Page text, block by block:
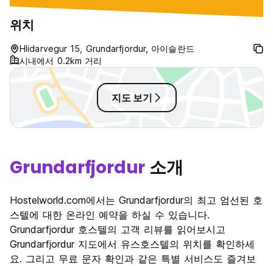
위치
Hlidarvegur 15, Grundarfjordur, 아이슬란드
시내에서 0.2km 거리
지도 보기
Grundarfjordur 소개
Hostelworld.com에서는 Grundarfjordur의 최고 엄선된 호
스텔에 대한 온라인 예약을 하실 수 있습니다.
Grundarfjordur 호스텔의 고객 리뷰를 읽어보시고
Grundarfjordur 지도에서 유스호스텔의 위치를 확인하세
요. 그리고 무료 문자 확인과 같은 특별 서비스도 즐겨보